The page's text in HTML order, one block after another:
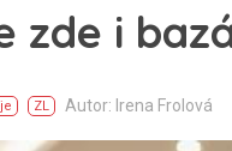
zde i
ZL Autor: Irena Frolová